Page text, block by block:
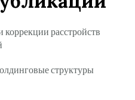
расстройств
структуры